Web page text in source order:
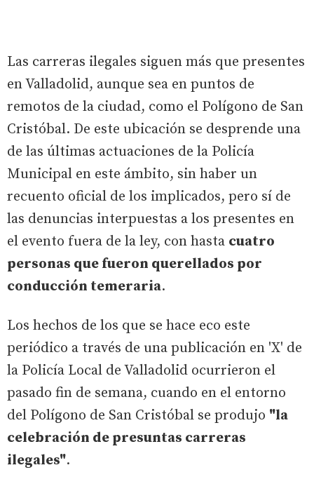
Las carreras ilegales siguen más que presentes
en Valladolid, aunque sea en puntos de
remotos de la ciudad, como el Polígono de San
Cristóbal. De este ubicación se desprende una
de las últimas actuaciones de la Policía
Municipal en este ámbito, sin haber un
recuento oficial de los implicados, pero sí de
las denuncias interpuestas a los presentes en
el evento fuera de la ley, con hasta cuatro
personas que fueron querellados por
conducción temeraria.
Los hechos de los que se hace eco este
periódico a través de una publicación en 'X' de
la Policía Local de Valladolid ocurrieron el
pasado fin de semana, cuando en el entorno
del Polígono de San Cristóbal se produjo "la
celebración de presuntas carreras
ilegales".